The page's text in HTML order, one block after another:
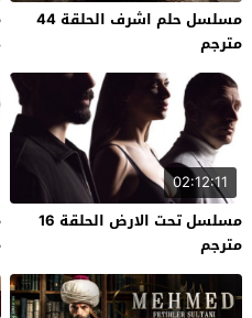
مسلسل حلم اشرف الحلقة 44
مترجم
02:12:11
مسلسل تحت الارض الحلقة 16
مترجم